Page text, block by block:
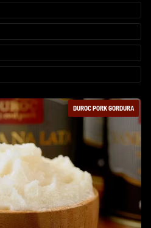
DUROC PORK GORDURA